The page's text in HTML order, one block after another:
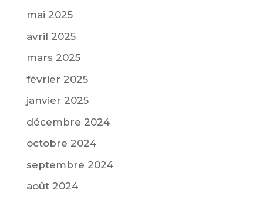
mai 2025
avril 2025
mars 2025
février 2025
janvier 2025
décembre 2024
octobre 2024
septembre 2024
août 2024